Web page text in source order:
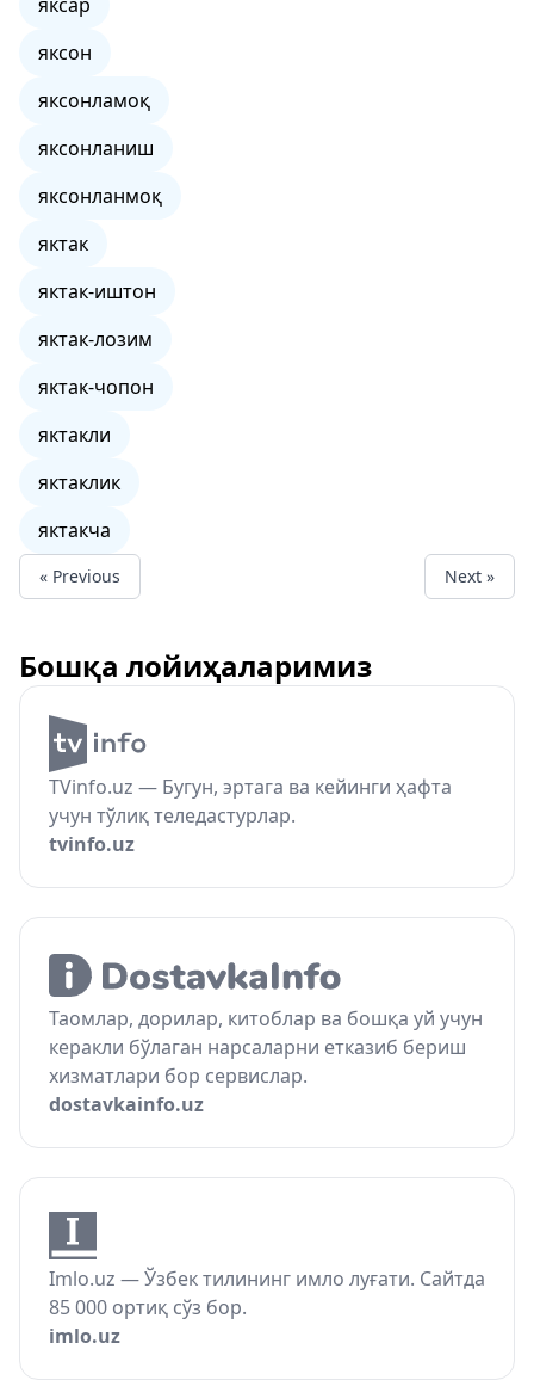
яксон
яксонламоқ
яксонланиш
яксонланмоқ
яктак
яктак-иштон
яктак-лозим
яктак-чопон
яктакли
яктаклик
яктакча
« Previous Next »
Бошқа лойиҳаларимиз
TVinfo.uz — Бугун, эртага ва кейинги ҳафта
учун тўлиқ теледастурлар.
tvinfo.uz
Таомлар, дорилар, китоблар ва бошқа уй учун
керакли бўлаган нарсаларни етказиб бериш
хизматлари бор сервислар.
dostavkainfo.uz
Imlo.uz — Ўзбек тилининг имло луғати. Сайтда
85 000 ортиқ сўз бор.
imlo.uz